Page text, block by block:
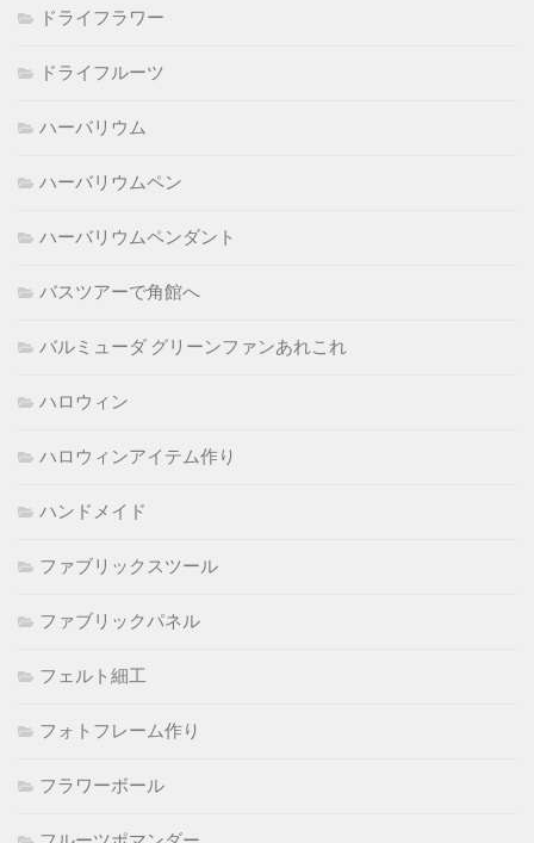
ドライフラワー
ドライフルーツ
ハーバリウム
ハーバリウムペン
ハーバリウムペンダント
バスツアーで角館へ
バルミューダ グリーンファンあれこれ
ハロウィン
ハロウィンアイテム作り
ハンドメイド
ファブリックスツール
ファブリックパネル
フェルト細工
フォトフレーム作り
フラワーボール